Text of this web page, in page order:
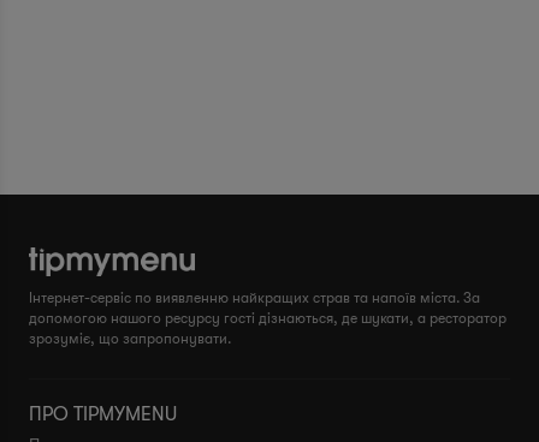
Інтернет-сервіс по виявленню найкращих страв та напоїв міста. За
допомогою нашого ресурсу гості дізнаються, де шукати, а ресторатор
зрозуміє, що запропонувати.
ПРО TIPMYMENU